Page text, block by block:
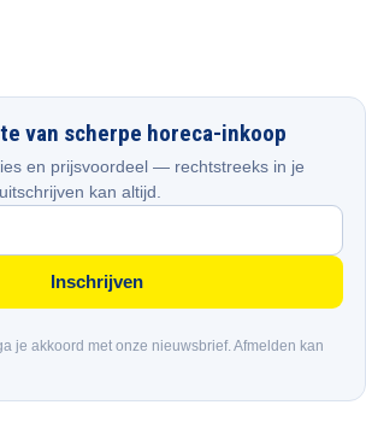
van scherpe horeca-inkoop
en prijsvoordeel — rechtstreeks in je
kan altijd.
Inschrijven
je akkoord met onze nieuwsbrief. Afmelden kan